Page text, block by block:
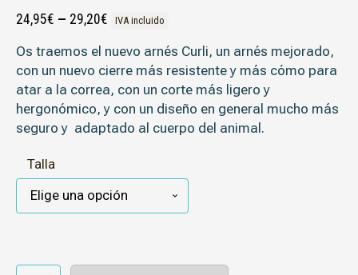
24,95€ – 29,20€ IVA incluido
Os traemos el nuevo arnés Curli, un arnés mejorado,
con un nuevo cierre más resistente y más cómo para
atar a la correa, con un corte más ligero y
hergonómico, y con un diseño en general mucho más
seguro y adaptado al cuerpo del animal.
Talla